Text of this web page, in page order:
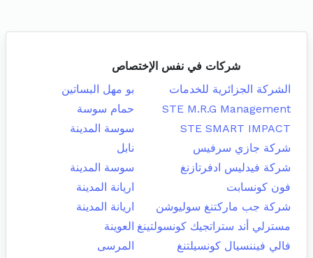
شركات في نفس الإختصاص
الشركة الجزائرية للخدمات
بو مهل البساتين
STE M.R.G Management
حمام سوسة
STE SMART IMPACT
سوسة المدينة
شركة جازي سرفيس
نابل
شركة فيدليس ادفرتازنغ
سوسة المدينة
فون كونسابت
اريانة المدينة
شركة جب ماركتنغ سوليوشن
اريانة المدينة
مسترلي أند ستراتجيك كونسولتينغ العوينة
فالي فيننسيال كونسيلتنغ
المرسى